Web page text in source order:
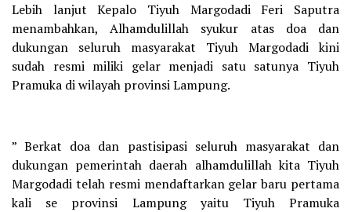
Lebih lanjut Kepalo Tiyuh Margodadi Feri Saputra
menambahkan, Alhamdulillah syukur atas doa dan
dukungan seluruh masyarakat Tiyuh Margodadi kini
sudah resmi miliki gelar menjadi satu satunya Tiyuh
Pramuka di wilayah provinsi Lampung.
” Berkat doa dan pastisipasi seluruh masyarakat dan
dukungan pemerintah daerah alhamdulillah kita Tiyuh
Margodadi telah resmi mendaftarkan gelar baru pertama
kali se provinsi Lampung yaitu Tiyuh Pramuka